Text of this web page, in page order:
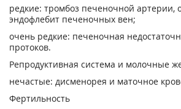
редкие: тромбоз печеночной
эндофлебит печеночных вен;
очень редкие: печеночная
протоков.
Репродуктивная система и молочные
нечастые: дисменорея и маточное
Фертильность